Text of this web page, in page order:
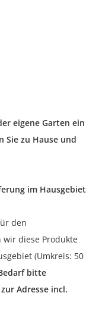
eigene Garten ein
Sie zu Hause und
im Hausgebiet
den
diese Produkte
(Umkreis: 50
bitte
Adresse incl.